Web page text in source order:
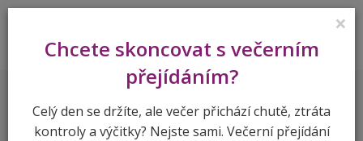
Lenka Vymlátilová
Recepty Vajíčková
×
Chcete skoncovat s večerním
přejídáním?
Celý den se držíte, ale večer přichází chutě, ztráta
kontroly a výčitky? Nejste sami. Večerní přejídání